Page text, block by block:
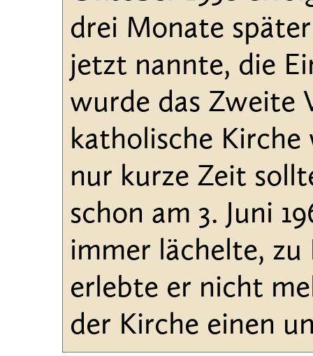
drei Monate
jetzt nannte, die
wurde das Zweite
katholische
nur kurze Zeit
schon am 3. Juni
immer lächelte, zu
erlebte er nicht
der Kirche einen